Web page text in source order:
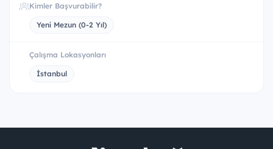
Kimler Başvurabilir?
Yeni Mezun (0-2 Yıl)
Çalışma Lokasyonları
İstanbul